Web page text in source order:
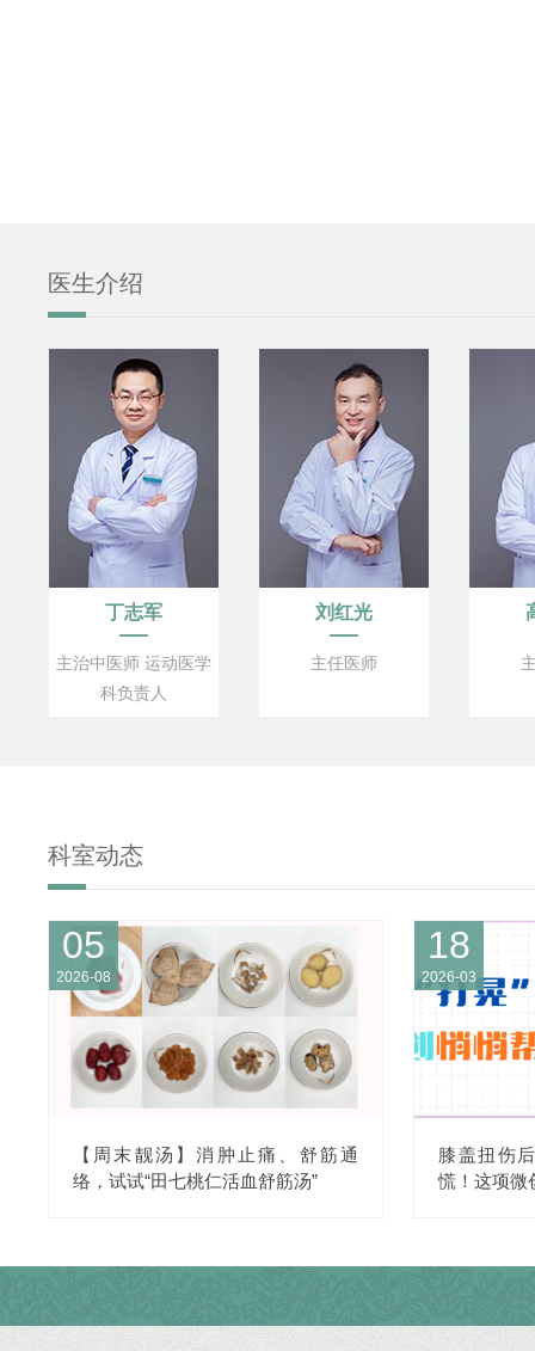
医生介绍
丁志军
主治中医师 运动医学
科负责人
刘红光
主任医师
科室动态
05
2026-08
【周末靓汤】消肿止痛、舒筋通
络，试试“田七桃仁活血舒筋汤”
18
2026-03
膝盖扭伤
慌！这项微